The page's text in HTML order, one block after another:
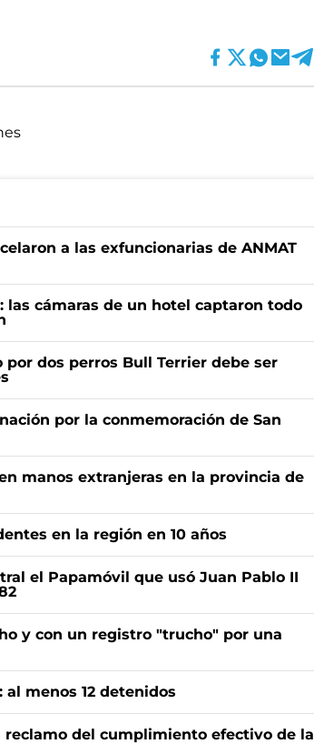
a las exfuncionarias de ANMAT
las cámaras de un hotel captaron todo
dos perros Bull Terrier debe ser
por la conmemoración de San
manos extranjeras en la provincia de
en la región en 10 años
el Papamóvil que usó Juan Pablo II
y con un registro "trucho" por una
menos 12 detenidos
reclamo del cumplimiento efectivo de la